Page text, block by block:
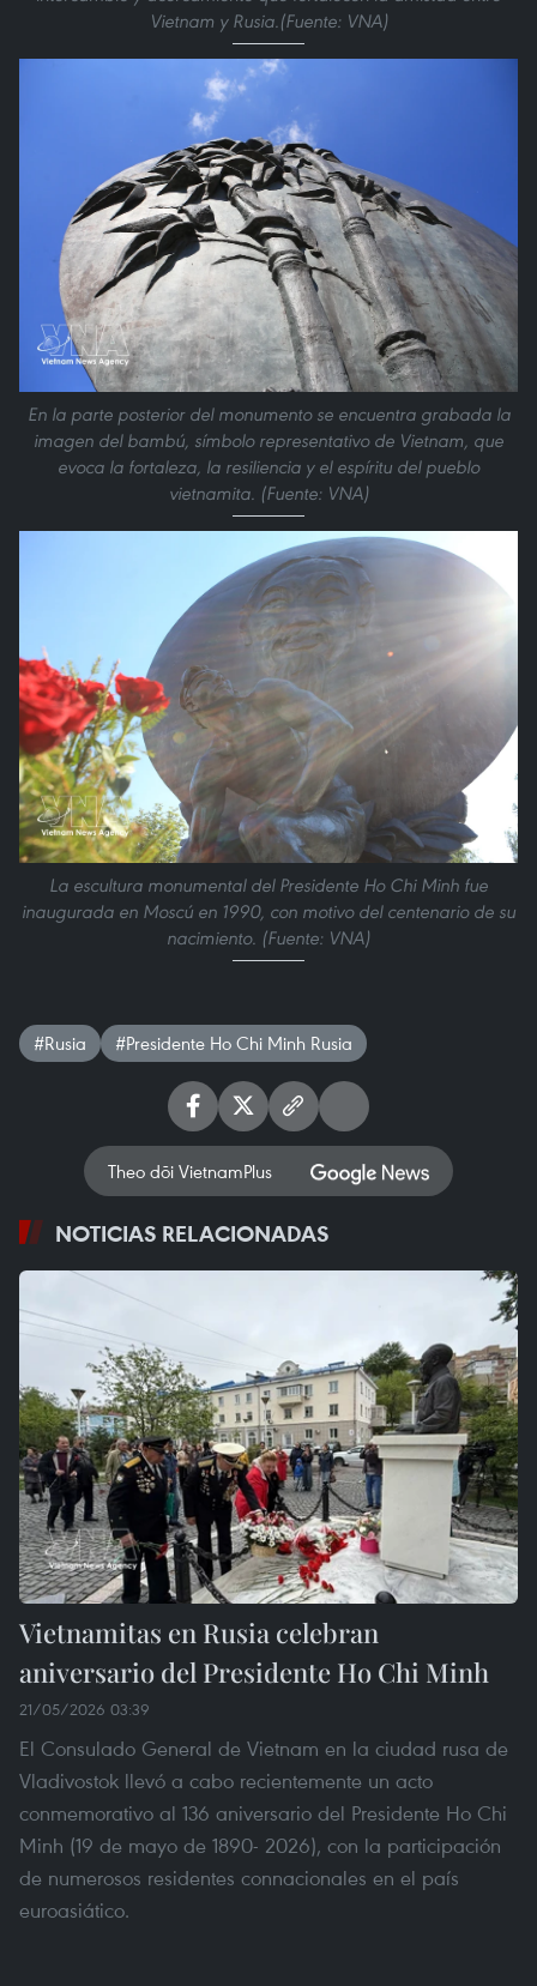
Vietnam y Rusia.(Fuente: VNA)
En la parte posterior del monumento se encuentra grabada la
imagen del bambú, símbolo representativo de Vietnam, que
evoca la fortaleza, la resiliencia y el espíritu del pueblo
vietnamita. (Fuente: VNA)
La escultura monumental del Presidente Ho Chi Minh fue
inaugurada en Moscú en 1990, con motivo del centenario de su
nacimiento. (Fuente: VNA)
#Rusia #Presidente Ho Chi Minh Rusia
Theo dõi VietnamPlus
NOTICIAS RELACIONADAS
Vietnamitas en Rusia celebran
aniversario del Presidente Ho Chi Minh
21/05/2026 03:39
El Consulado General de Vietnam en la ciudad rusa de
Vladivostok llevó a cabo recientemente un acto
conmemorativo al 136 aniversario del Presidente Ho Chi
Minh (19 de mayo de 1890- 2026), con la participación
de numerosos residentes connacionales en el país
euroasiático.